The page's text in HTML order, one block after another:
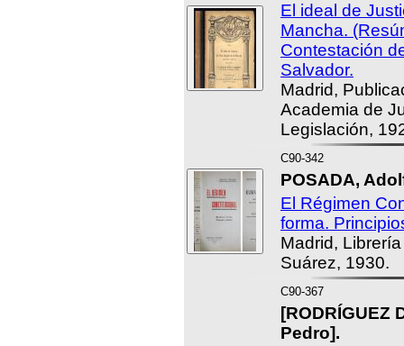
El ideal de
Mancha.
Contestación
Salvador.
Madrid,
Academia de
Legislación,
C90-342
POSADA,
El Régimen
forma.
Madrid,
Suárez, 1930.
C90-367
[RODRÍGUEZ
Pedro].